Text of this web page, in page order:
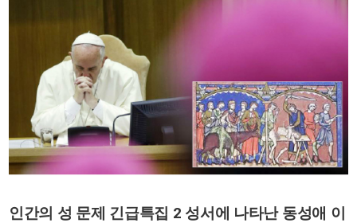
인간의 성 문제 긴급특집 2 성서에 나타난 동성애 이